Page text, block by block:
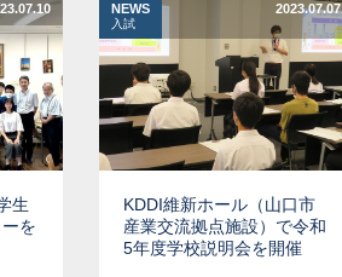
生
を
NEWS
入試
2023.07.07
KDDI維新ホール（山口市
産業交流拠点施設）で令和
5年度学校説明会を開催